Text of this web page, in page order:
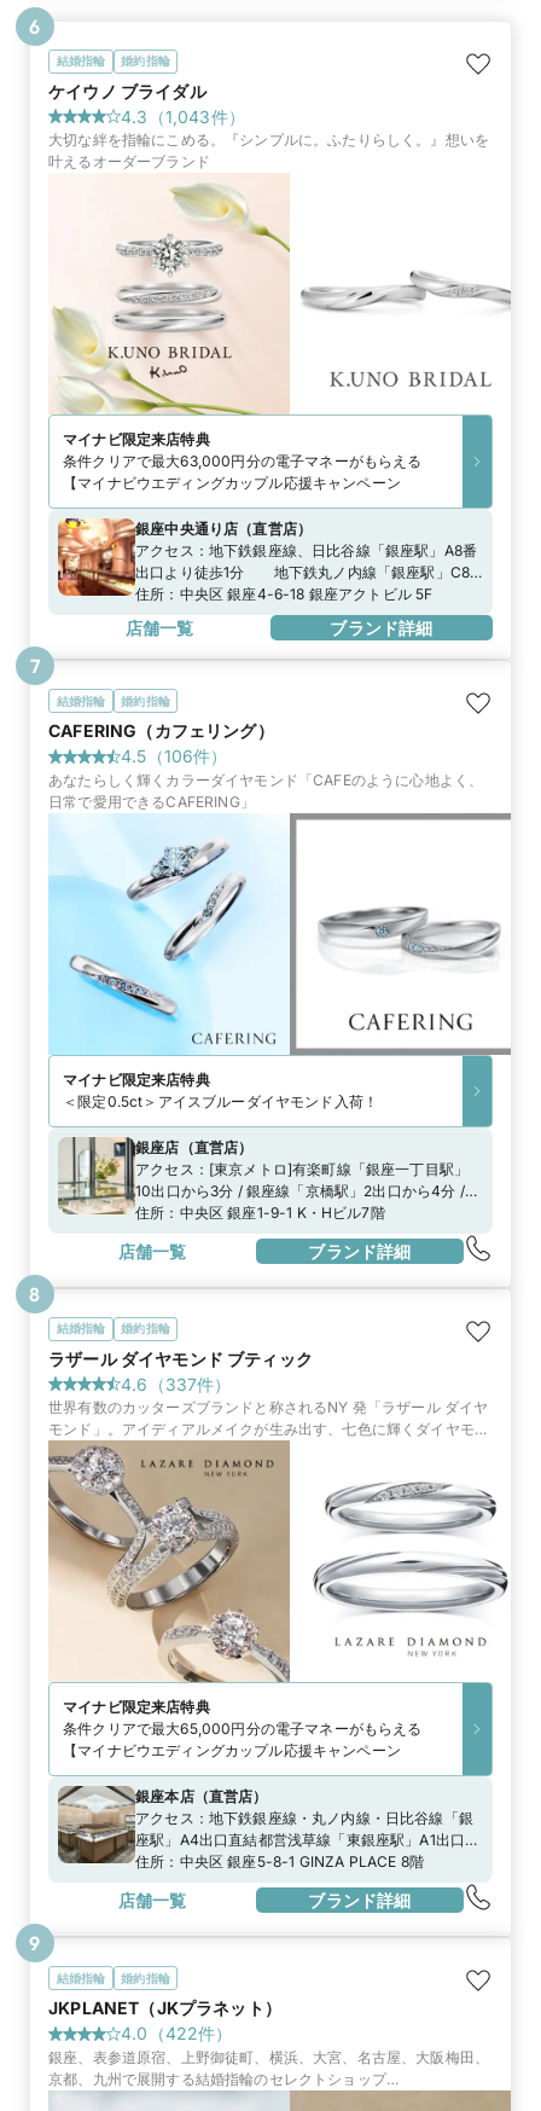
結婚指輪 婚約指輪
ケイウノ ブライダル
4.3 （1,043件）
大切な絆を指輪にこめる。『シンプルに。ふたりらしく。』想いを
叶えるオーダーブランド
マイナビ限定来店特典
条件クリアで最大63,000円分の電子マネーがもらえる
【マイナビウエディングカップル応援キャンペーン
銀座中央通り店 （直営店）
アクセス： 地下鉄銀座線、日比谷線「銀座駅」A8番
出口より徒歩1分 地下鉄丸ノ内線「銀座駅」C8
番出口より徒歩2分
住所： 中央区 銀座4-6-18 銀座アクトビル 5F
店舗一覧 ブランド詳細
6
結婚指輪 婚約指輪
CAFERING（カフェリング）
4.5 （106件）
あなたらしく輝くカラーダイヤモンド「CAFEのように心地よく、
日常で愛用できるCAFERING」
マイナビ限定来店特典
＜限定0.5ct＞アイスブルーダイヤモンド入荷！
銀座店 （直営店）
アクセス： [東京メトロ]有楽町線「銀座一丁目駅」
10出口から3分 / 銀座線「京橋駅」2出口から4分 /
日比谷線、銀座線、丸の内線「銀座駅」A8出口から
8分都営浅草線「宝町駅」A3出口から5分[JR]「有楽
町駅」中央口から7分
住所： 中央区 銀座1-9-1 K・Hビル7階
店舗一覧 ブランド詳細
7
結婚指輪 婚約指輪
ラザール ダイヤモンド ブティック
4.6 （337件）
世界有数のカッターズブランドと称されるNY 発「ラザール ダイヤ
モンド」。アイディアルメイクが生み出す、七色に輝くダイヤモン
ドは、最高峰を求める人々に選ばれています。
マイナビ限定来店特典
条件クリアで最大65,000円分の電子マネーがもらえる
【マイナビウエディングカップル応援キャンペーン
銀座本店（直営店）
アクセス： 地下鉄銀座線・丸ノ内線・日比谷線「銀
座駅」A4出口直結都営浅草線「東銀座駅」A1出口よ
り徒歩3分都バス「銀座四丁目」より徒歩1分」
住所： 中央区 銀座5-8-1 GINZA PLACE 8階
店舗一覧 ブランド詳細
8
結婚指輪 婚約指輪
JKPLANET（JKプラネット）
4.0 （422件）
銀座、表参道原宿、上野御徒町、横浜、大宮、名古屋、大阪梅田、
京都、九州で展開する結婚指輪のセレクトショップ
『JKPLANET』。50ブランド2000種類の上質なブライダルリング
9